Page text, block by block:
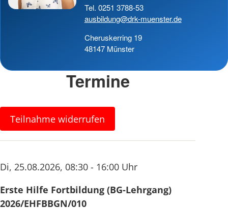
Tel. 0251 3788-53
ausbildung@drk-muenster.de
Cheruskerring 19
48147 Münster
Termine
Teilnahme widerrufen
Di, 25.08.2026, 08:30 - 16:00 Uhr
Erste Hilfe Fortbildung (BG-Lehrgang)
2026/EHFBBGN/010